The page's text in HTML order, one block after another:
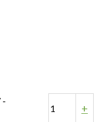
-
+